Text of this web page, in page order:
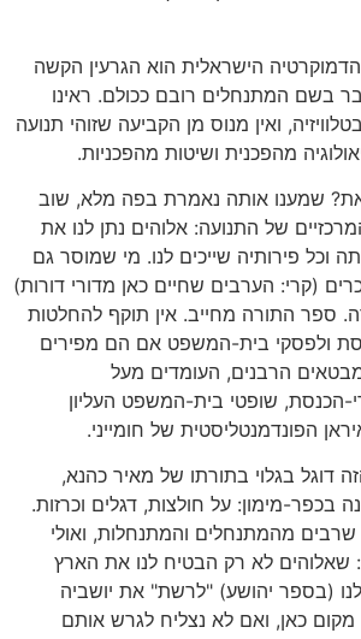
הישראלית הוא הגרעין הקשה
בשם המתנחלים רובם ככולם. ראינו
ואין מנוס מן הקביעה שזוהי תנועה
מהפכנית ושיטות מהפכניות.
שמענו אותה נאמרת בפה מלא, שוב
של התנועה: אלוהים נתן לנו את
וכל פירותיה שייכים לנו. מי שמוסר גם
(קרי: הערבים שחיים כאן מדורי דורות)
ספר התורה מחייב. אין תוקף להחלטות
ולפסקי בית-המשפט אם הם מפירים
הרבנים, העומדים מעל
שופטי בית-המשפט העליון
הפונדמנטליסטית של חומייני.
דוגל בגלוי בתורתו של מאיר כהנא,
בכפר-מימון: על חולצות, דגלים וכרזות.
מהמתנחלים והמתנחלות, ואולי
שאלוהים לא רק הבטיח לנו את הארץ
(בספר יהושע) "לרשת" את יושביה
מקום כאן, ואם לא נצליח לגרש אותם